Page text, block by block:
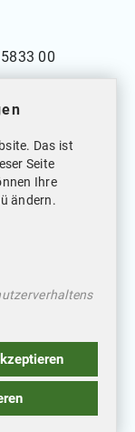
00
Uhr
Uhr
Das ist
Seite
Ihre
ändern.